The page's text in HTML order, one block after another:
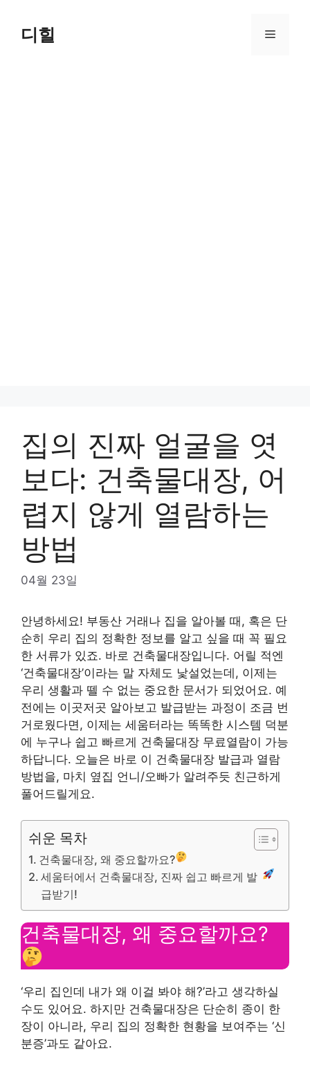
content디힐 Menu
집의 진짜 얼굴을 엿
보다: 건축물대장, 어
렵지 않게 열람하는
방법
04월 23일
안녕하세요! 부동산 거래나 집을 알아볼 때, 혹은 단
순히 우리 집의 정확한 정보를 알고 싶을 때 꼭 필요
한 서류가 있죠. 바로 건축물대장입니다. 어릴 적엔
‘건축물대장’이라는 말 자체도 낯설었는데, 이제는
우리 생활과 뗄 수 없는 중요한 문서가 되었어요. 예
전에는 이곳저곳 알아보고 발급받는 과정이 조금 번
거로웠다면, 이제는 세움터라는 똑똑한 시스템 덕분
에 누구나 쉽고 빠르게 건축물대장 무료열람이 가능
하답니다. 오늘은 바로 이 건축물대장 발급과 열람
방법을, 마치 옆집 언니/오빠가 알려주듯 친근하게
풀어드릴게요.
쉬운 목차
건축물대장, 왜 중요할까요?
세움터에서 건축물대장, 진짜 쉽고 빠르게 발
급받기!
건축물대장, 왜 중요할까요?
‘우리 집인데 내가 왜 이걸 봐야 해?’라고 생각하실
수도 있어요. 하지만 건축물대장은 단순히 종이 한
장이 아니라, 우리 집의 정확한 현황을 보여주는 ‘신
분증’과도 같아요.